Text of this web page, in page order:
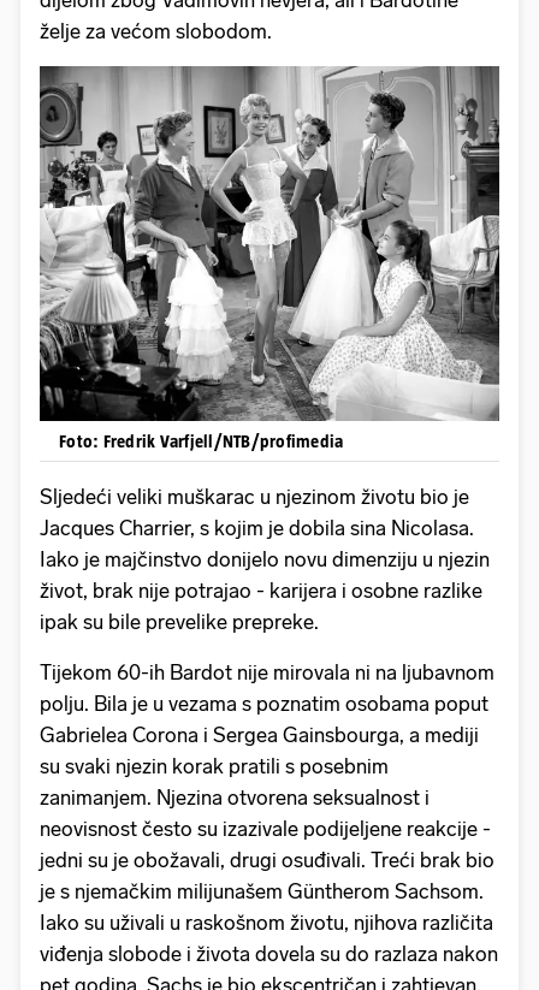
želje za većom slobodom.
Foto: Fredrik Varfjell/NTB/profimedia
Sljedeći veliki muškarac u njezinom životu bio je
Jacques Charrier, s kojim je dobila sina Nicolasa.
Iako je majčinstvo donijelo novu dimenziju u njezin
život, brak nije potrajao - karijera i osobne razlike
ipak su bile prevelike prepreke.
Tijekom 60-ih Bardot nije mirovala ni na ljubavnom
polju. Bila je u vezama s poznatim osobama poput
Gabrielea Corona i Sergea Gainsbourga, a mediji
su svaki njezin korak pratili s posebnim
zanimanjem. Njezina otvorena seksualnost i
neovisnost često su izazivale podijeljene reakcije -
jedni su je obožavali, drugi osuđivali. Treći brak bio
je s njemačkim milijunašem Güntherom Sachsom.
Iako su uživali u raskošnom životu, njihova različita
viđenja slobode i života dovela su do razlaza nakon
pet godina. Sachs je bio ekscentričan i zahtjevan,